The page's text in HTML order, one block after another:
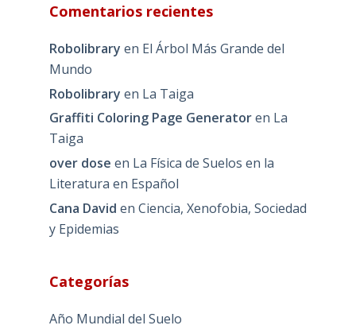
Comentarios recientes
Robolibrary en El Árbol Más Grande del
Mundo
Robolibrary en La Taiga
Graffiti Coloring Page Generatoren La
Taiga
over dose en La Física de Suelos en la
Literatura en Español
Cana David en Ciencia, Xenofobia, Sociedad
y Epidemias
Categorías
Año Mundial del Suelo